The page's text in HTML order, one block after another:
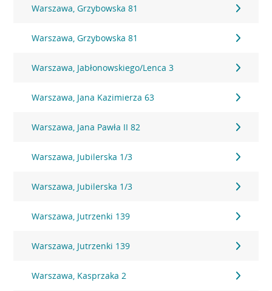
Warszawa, Grzybowska 81
Warszawa, Grzybowska 81
Warszawa, Jabłonowskiego/Lenca 3
Warszawa, Jana Kazimierza 63
Warszawa, Jana Pawła II 82
Warszawa, Jubilerska 1/3
Warszawa, Jubilerska 1/3
Warszawa, Jutrzenki 139
Warszawa, Jutrzenki 139
Warszawa, Kasprzaka 2